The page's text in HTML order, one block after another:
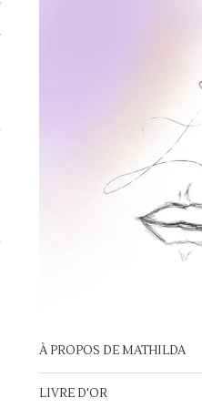
À PROPOS DE MATHILDA
LIVRE D'OR